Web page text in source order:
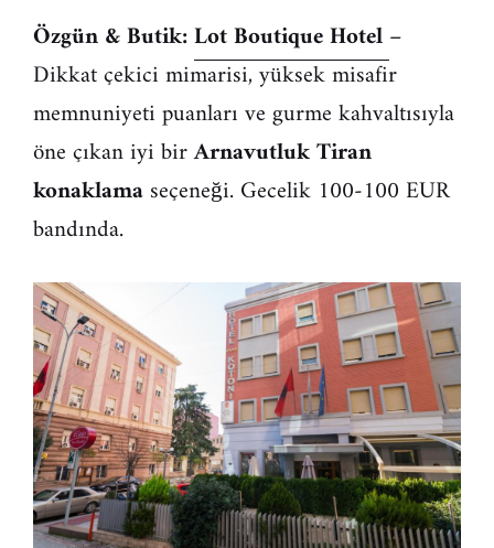
Özgün & Butik:Lot Boutique Hotel–
Dikkat çekici mimarisi, yüksek misafir
memnuniyeti puanları ve gurme kahvaltısıyla
öne çıkan iyi birArnavutluk Tiran
konaklamaseçeneği. Gecelik 100-100 EUR
bandında.